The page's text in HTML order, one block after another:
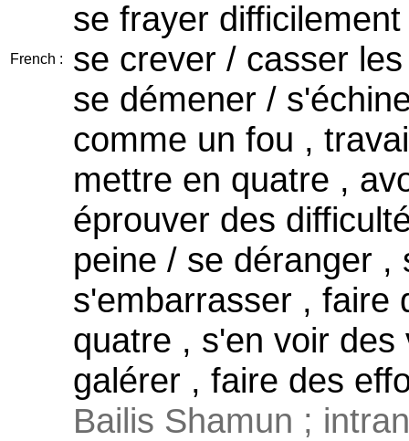
French :
se frayer
se crever / casser
se démener /
comme un fou ,
mettre en quatre ,
éprouver des
peine / se déranger ,
s'embarrasser , faire
quatre , s'en voir
galérer , faire des
Bailis Shamun ;